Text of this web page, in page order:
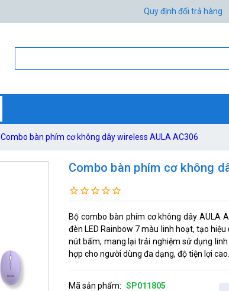
Quy định đổi trả hàng
Combo bàn phím cơ không dây wireless AULA AC306
Combo bàn phím cơ không
Bộ combo bàn phím cơ không dây AULA
đèn LED Rainbow 7 màu linh hoạt, tạo
nút bấm, mang lại trải nghiệm sử dụng
hợp cho người dùng đa dạng, độ tiện lợi cao.
Mã sản phẩm: SP011805